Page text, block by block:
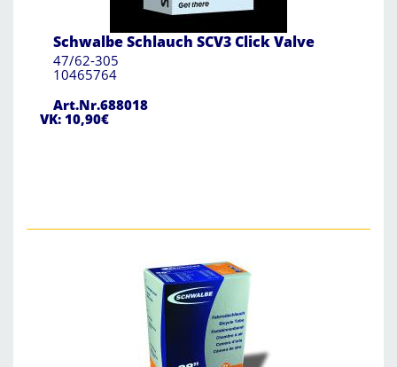
Schwalbe Schlauch SCV3 Click Valve
47/62-305
10465764
Art.Nr.688018
VK: 10,90€